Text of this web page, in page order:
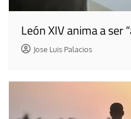
León XIV anima a ser
Jose Luis Palacios